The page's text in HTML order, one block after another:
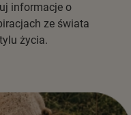
informacje o
ze świata
życia.